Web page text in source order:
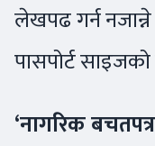
लेखपढ गर्न
पासपोर्ट
‘नागरिक